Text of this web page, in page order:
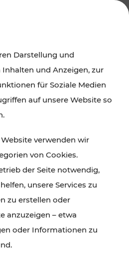
und das Burgenland
und Gastronomie,
Naturgenuss – viele
Ticket- und Fahrplan-
und schnell erreichbar.
Darstellung und
und Anzeigen, zur
für Soziale Medien
auf unsere Website so
verwenden wir
von Cookies.
der Seite notwendig,
unsere Services zu
zu erstellen oder
anzuzeigen – etwa
oder Informationen zu